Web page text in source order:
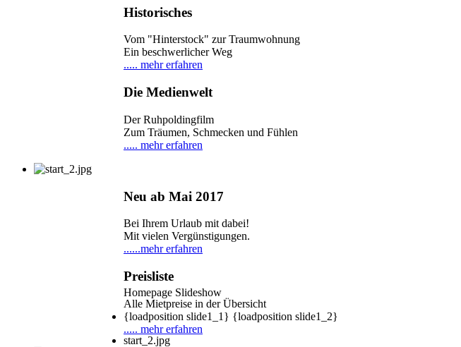
Historisches
Vom "Hinterstock" zur Traumwohnung
Ein beschwerlicher Weg
..... mehr erfahren
Die Medienwelt
Der Ruhpoldingfilm
Zum Träumen, Schmecken und Fühlen
..... mehr erfahren
Neu ab Mai 2017
Bei Ihrem Urlaub mit dabei!
Mit vielen Vergünstigungen.
......mehr erfahren
Preisliste
Alle Mietpreise in der Übersicht
..... mehr erfahren
Homepage Slideshow
{loadposition slide1_1} {loadposition slide1_2}
start_2.jpg